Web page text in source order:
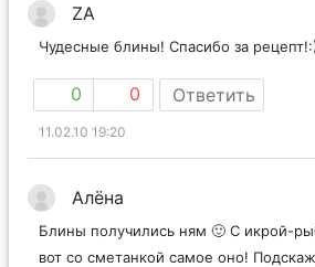
ZA
Чудесные блины! Спасибо за
0 0 Ответить
11.02.10 19:20
Алёна
Блины получились ням 🙂 С икрой-
вот со сметанкой самое оно!